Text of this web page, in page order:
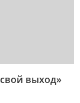
выход»